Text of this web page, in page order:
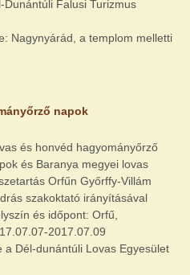
Dunántúli Falusi Turizmus
Nagynyárád, a templom melletti
napok
és honvéd hagyományőrző
és Baranya megyei lovas
Orfűn Győrffy-Villám
szakoktató irányításával
és időpont: Orfű,
2017.07.09
Dél-dunántúli Lovas Egyesület